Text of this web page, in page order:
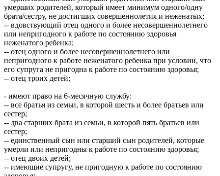
умерших родителей, который имеет минимум одного/одну
брата/сестру, не достигших совершеннолетия и неженатых;
-- вдовствующий отец одного и более несовершеннолетнего
или непригодного к работе по состоянию здоровья
неженатого ребенка;
-- отец одного и более несовершеннолетнего или
непригодного к работе неженатого ребенка при условии, что
его супруга не пригодна к работе по состоянию здоровья;
-- отец троих детей;
- имеют право на 6-месячную службу:
-- все братья из семьи, в которой шесть и более братьев или
сестер;
-- два старших брата из семьи, в которой пять братьев или
сестер;
-- единственный сын или старший сын родителей, которые
умерли или непригодны к работе по состоянию здоровья;
-- отец двоих детей;
-- имеющие супругу, не пригодную к работе по состоянию